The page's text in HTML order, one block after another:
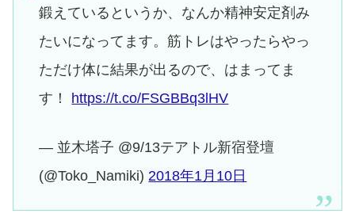
鍛えているというか、なんか精神安定剤み
たいになってます。筋トレはやったらやっ
ただけ体に結果が出るので、はまってま
す！ https://t.co/FSGBBq3lHV
— 並木塔子 @9/13テアトル新宿登壇
(@Toko_Namiki) 2018年1月10日